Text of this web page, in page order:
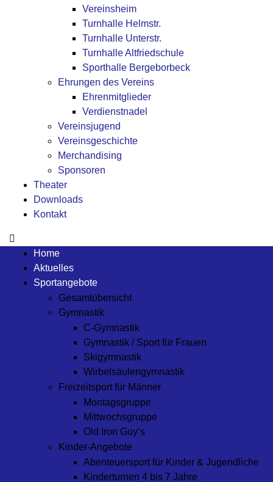
Vereinsheim
Turnhalle Helmstr.
Turnhalle Unterstr.
Turnhalle Altfriedschule
Sporthalle Bergeborbeck
Ehrungen des Vereins
Ehrenmitglieder
Verdienstnadel
Vereinsjugend
Vereinsgeschichte
Merchandising
Sponsoren
Theater
Downloads
Kontakt
Home
Aktuelles
Sportangebote
Gesamtübersicht
Gymnastik
C-Gymnastik
Gymnastik / Sport für Frauen
Skigymnastik
Wirbelsäulengymnastik
Freizeitsport für Männer
Montagsgruppe
Mittwochsgruppe
Old Iron Guy’s
Kinder-Angebote
Abenteuersport für Kinder & Jugendliche
Kinderturnen 4 bis 7 Jahre